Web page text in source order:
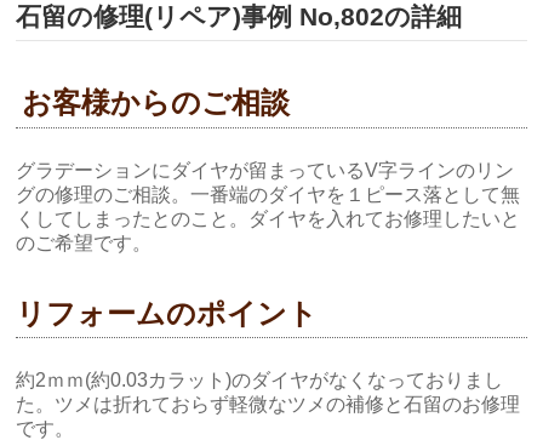
石留の修理(リペア)事例 No,802の詳細
お客様からのご相談
グラデーションにダイヤが留まっているV字ラインのリン
グの修理のご相談。一番端のダイヤを１ピース落として無
くしてしまったとのこと。ダイヤを入れてお修理したいと
のご希望です。
リフォームのポイント
約2ｍｍ(約0.03カラット)のダイヤがなくなっておりまし
た。ツメは折れておらず軽微なツメの補修と石留のお修理
です。